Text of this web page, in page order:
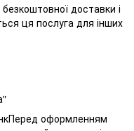
доставки і
ця послуга для інших
оформленням